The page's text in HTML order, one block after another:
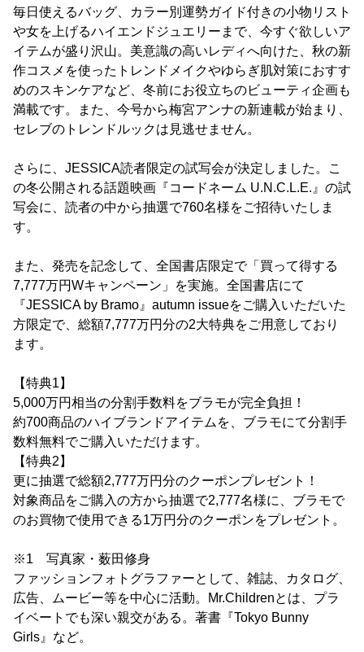
毎日使えるバッグ、カラー別運勢ガイド付きの小物リスト
や女を上げるハイエンドジュエリーまで、今すぐ欲しいア
イテムが盛り沢山。美意識の高いレディへ向けた、秋の新
作コスメを使ったトレンドメイクやゆらぎ肌対策におすす
めのスキンケアなど、冬前にお役立ちのビューティ企画も
満載です。また、今号から梅宮アンナの新連載が始まり、
セレブのトレンドルックは見逃せません。
さらに、JESSICA読者限定の試写会が決定しました。こ
の冬公開される話題映画『コードネーム U.N.C.L.E.』の試
写会に、読者の中から抽選で760名様をご招待いたしま
す。
また、発売を記念して、全国書店限定で「買って得する
7,777万円Wキャンペーン」を実施。全国書店にて
『JESSICA by Bramo』autumn issueをご購入いただいた
方限定で、総額7,777万円分の2大特典をご用意しており
ます。
【特典1】
5,000万円相当の分割手数料をブラモが完全負担！
約700商品のハイブランドアイテムを、ブラモにて分割手
数料無料でご購入いただけます。
【特典2】
更に抽選で総額2,777万円分のクーポンプレゼント！
対象商品をご購入の方から抽選で2,777名様に、ブラモで
のお買物で使用できる1万円分のクーポンをプレゼント。
※1 写真家・薮田修身
ファッションフォトグラファーとして、雑誌、カタログ、
広告、ムービー等を中心に活動。Mr.Childrenとは、プラ
イベートでも深い親交がある。著書『Tokyo Bunny
Girls』など。